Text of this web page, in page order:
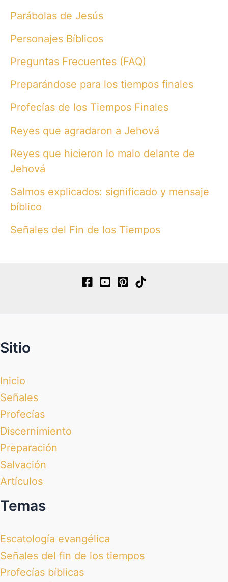
Parábolas de Jesús
Personajes Bíblicos
Preguntas Frecuentes (FAQ)
Preparándose para los tiempos finales
Profecías de los Tiempos Finales
Reyes que agradaron a Jehová
Reyes que hicieron lo malo delante de
Jehová
Salmos explicados: significado y mensaje
bíblico
Señales del Fin de los Tiempos
Sitio
Inicio
Señales
Profecías
Discernimiento
Preparación
Salvación
Artículos
Temas
Escatología evangélica
Señales del fin de los tiempos
Profecías bíblicas